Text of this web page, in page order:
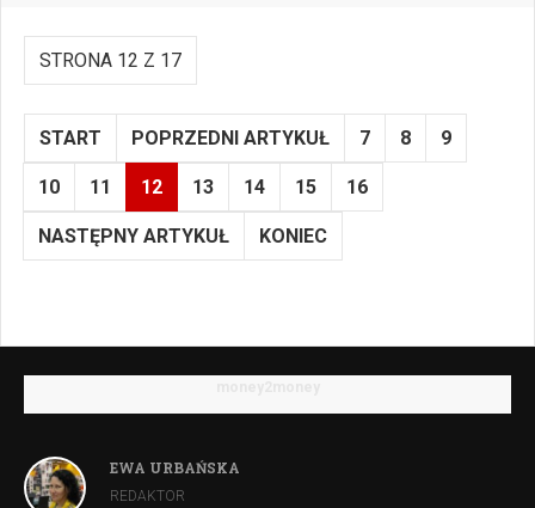
STRONA 12 Z 17
START POPRZEDNI ARTYKUŁ 7 8 9
10 11 12 13 14 15 16
NASTĘPNY ARTYKUŁ KONIEC
EWA URBAŃSKA
REDAKTOR